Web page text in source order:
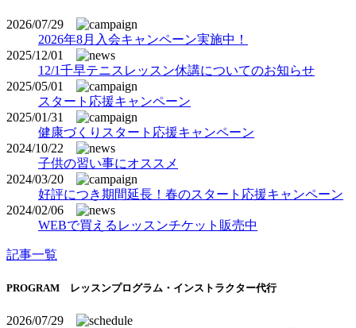
2026/07/29
2026年8月入会キャンペーン実施中！
2025/12/01
12/1千早テニスレッスン休講についてのお知らせ
2025/05/01
スタート応援キャンペーン
2025/01/31
健康づくりスタート応援キャンペーン
2024/10/22
子供の習い事にオススメ
2024/03/20
好評につき期間延長！春のスタート応援キャンペーン
2024/02/06
WEBで買えるレッスンチケット販売中
記事一覧
PROGRAM レッスンプログラム・インストラクター代行
2026/07/29